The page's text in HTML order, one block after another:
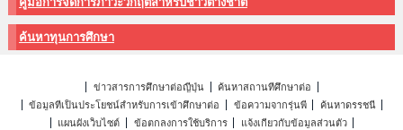
ค้นหาทุนการศึกษา
ข่าวสารการศึกษาต่อญี่ปุ่น
ค้นหาสถานที่ศึกษาต่อ
ข้อมูลที่เป็นประโยชน์สำหรับการเข้าศึกษาต่อ
ข้อความจากรุ่นพี่
ค้นหาดรรชนี
แผนผังเว็บไซต์
ข้อตกลงการใช้บริการ
แจ้งเกี่ยวกับข้อมูลส่วนตัว